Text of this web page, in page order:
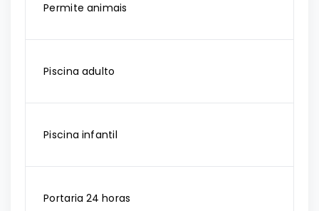
Permite animais
Piscina adulto
Piscina infantil
Portaria 24 horas